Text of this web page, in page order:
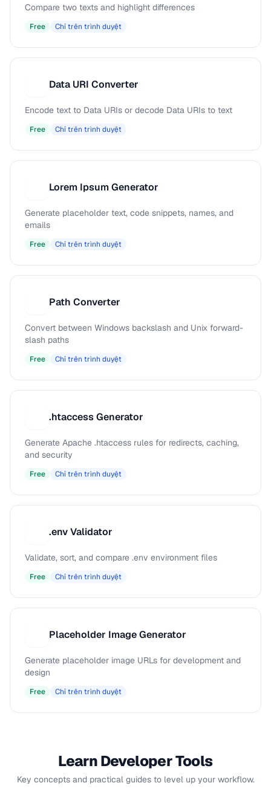
Compare two texts and highlight differences
Free Chỉ trên trình duyệt
Data URI Converter
Encode text to Data URIs or decode Data URIs to text
Free Chỉ trên trình duyệt
Lorem Ipsum Generator
Generate placeholder text, code snippets, names, and
emails
Free Chỉ trên trình duyệt
Path Converter
Convert between Windows backslash and Unix forward-
slash paths
Free Chỉ trên trình duyệt
.htaccess Generator
Generate Apache .htaccess rules for redirects, caching,
and security
Free Chỉ trên trình duyệt
.env Validator
Validate, sort, and compare .env environment files
Free Chỉ trên trình duyệt
Placeholder Image Generator
Generate placeholder image URLs for development and
design
Free Chỉ trên trình duyệt
Learn Developer Tools
Key concepts and practical guides to level up your workflow.